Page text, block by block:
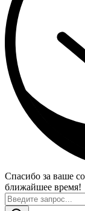
Спасибо за ваше
ближайшее время!